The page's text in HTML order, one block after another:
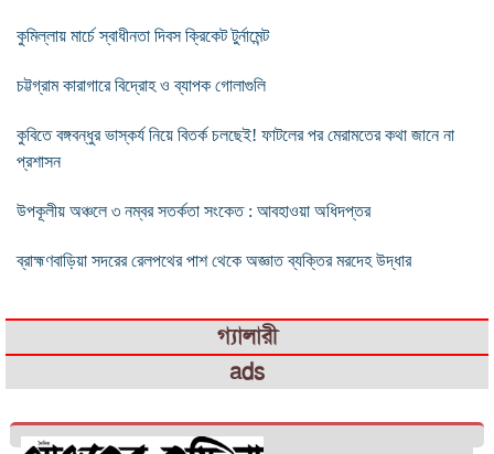
কুমিল্লায় মার্চে স্বাধীনতা দিবস ক্রিকেট টুর্নামেন্ট
চট্টগ্রাম কারাগারে বিদ্রোহ ও ব্যাপক গোলাগুলি
কুবিতে বঙ্গবন্ধুর ভাস্কর্য নিয়ে বিতর্ক চলছেই! ফাটলের পর মেরামতের কথা জানে না
প্রশাসন
উপকূলীয় অঞ্চলে ৩ নম্বর সতর্কতা সংকেত : আবহাওয়া অধিদপ্তর
ব্রাহ্মণবাড়িয়া সদরের রেলপথের পাশ থেকে অজ্ঞাত ব্যক্তির মরদেহ উদ্ধার
গ্যালারী
ads